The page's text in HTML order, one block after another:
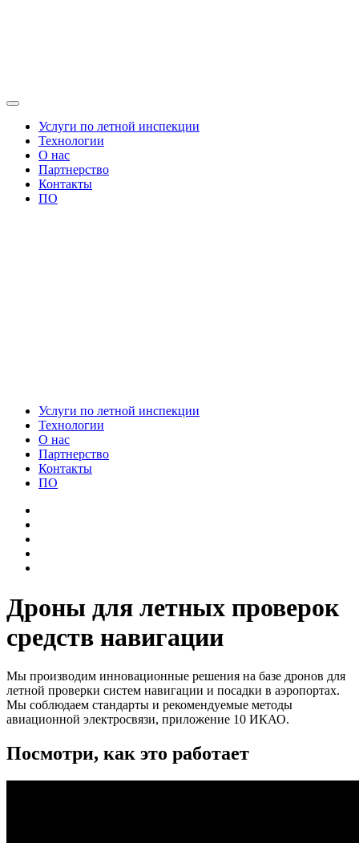
Услуги по летной инспекции
Технологии
О нас
Партнерство
Контакты
ПО
Услуги по летной инспекции
Технологии
О нас
Партнерство
Контакты
ПО
Дроны для летных проверок
средств навигации
Мы производим инновационные решения на базе дронов для
летной проверки систем навигации и посадки в аэропортах.
Мы соблюдаем стандарты и рекомендуемые методы
авиационной электросвязи, приложение 10 ИКАО.
Посмотри, как это работает